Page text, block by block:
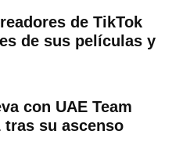
de TikTok
de sus películas y
con UAE Team
tras su ascenso